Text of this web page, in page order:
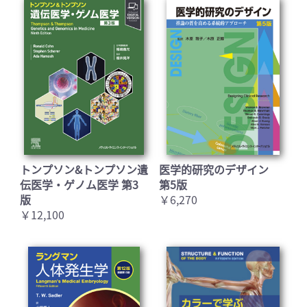
お買い物を続ける カートへ進む
トンプソン&トンプソン遺
伝医学・ゲノム医学 第3
版
￥12,100
医学的研究のデザイン
第5版
￥6,270